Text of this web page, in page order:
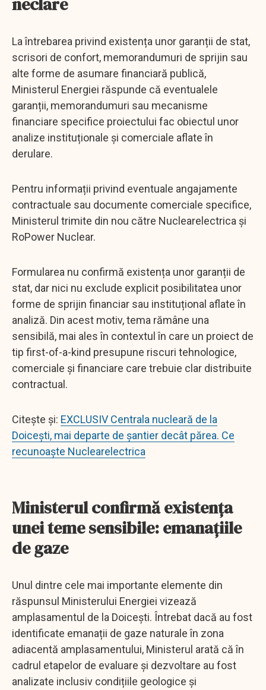
La întrebarea privind existența unor garanții de stat,
scrisori de confort, memorandumuri de sprijin sau
alte forme de asumare financiară publică,
Ministerul Energiei răspunde că eventualele
garanții, memorandumuri sau mecanisme
financiare specifice proiectului fac obiectul unor
analize instituționale și comerciale aflate în
derulare.
Pentru informații privind eventuale angajamente
contractuale sau documente comerciale specifice,
Ministerul trimite din nou către Nuclearelectrica și
RoPower Nuclear.
Formularea nu confirmă existența unor garanții de
stat, dar nici nu exclude explicit posibilitatea unor
forme de sprijin financiar sau instituțional aflate în
analiză. Din acest motiv, tema rămâne una
sensibilă, mai ales în contextul în care un proiect de
tip first-of-a-kind presupune riscuri tehnologice,
comerciale și financiare care trebuie clar distribuite
contractual.
Citește și: EXCLUSIV Centrala nucleară de la
Doicești, mai departe de șantier decât părea. Ce
recunoaște Nuclearelectrica
Ministerul confirmă existența
unei teme sensibile: emanațiile
de gaze
Unul dintre cele mai importante elemente din
răspunsul Ministerului Energiei vizează
amplasamentul de la Doicești. Întrebat dacă au fost
identificate emanații de gaze naturale în zona
adiacentă amplasamentului, Ministerul arată că în
cadrul etapelor de evaluare și dezvoltare au fost
analizate inclusiv condițiile geologice și